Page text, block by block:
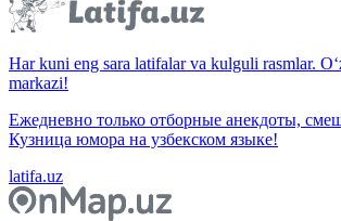
Har kuni eng sara latifalar va kulguli rasmlar.
markazi!
Ежедневно только отборные анекдоты,
Кузница юмора на узбекском языке!
latifa.uz